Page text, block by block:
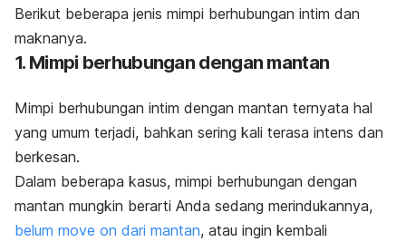
Berikut beberapa jenis mimpi berhubungan intim dan
maknanya.
1. Mimpi berhubungan dengan mantan
Mimpi berhubungan intim dengan mantan ternyata hal
yang umum terjadi, bahkan sering kali terasa intens dan
berkesan.
Dalam beberapa kasus, mimpi berhubungan dengan
mantan mungkin berarti Anda sedang merindukannya,
belum move on dari mantan, atau ingin kembali